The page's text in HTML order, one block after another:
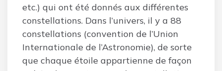
etc.) qui ont été donnés aux différentes
constellations. Dans l’univers, il y a 88
constellations (convention de l’Union
Internationale de l’Astronomie), de sorte
que chaque étoile appartienne de façon